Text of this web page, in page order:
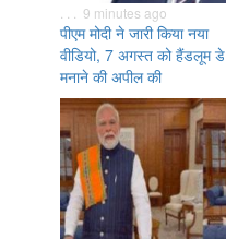
. . . 9 minutes ago
पीएम मोदी ने जारी किया नया
वीडियो, 7 अगस्त को हैंडलूम डे
मनाने की अपील की